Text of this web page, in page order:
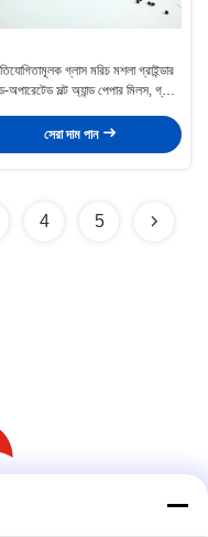
গ্লাস মরিচ মশলা গ্রাইন্ডার
অপারেটেড সল্ট অ্যান্ড পেপার মিলস, গ্লাস
সেরা দাম পান
4 5